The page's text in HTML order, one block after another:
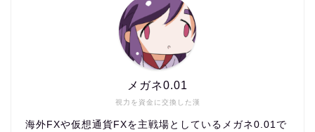
視力を資金に交換した漢
メガネ0.01
海外FXや仮想通貨FXを主戦場としているメガネ0.01で